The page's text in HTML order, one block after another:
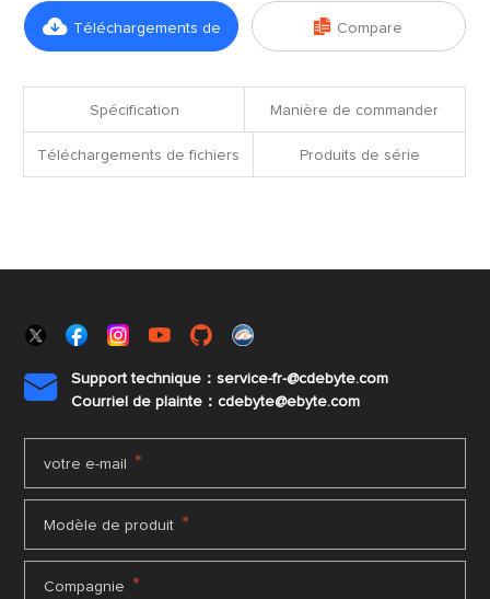
 Téléchargements de  Compare
Spécification Manière de commander
Téléchargements de fichiers Produits de série

Support technique：service-fr-@cdebyte.com
Courriel de plainte：cdebyte@ebyte.com
votre e-mail *
Modèle de produit *
Compagnie *